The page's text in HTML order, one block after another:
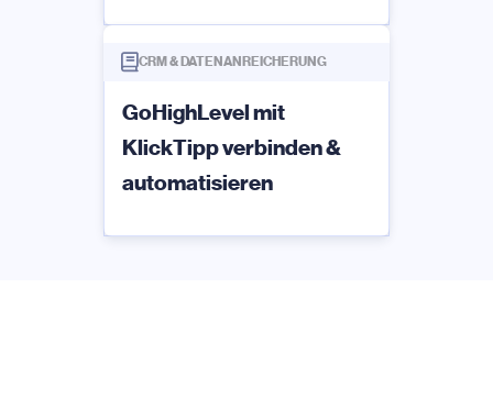
CRM & DATENANREICHERUNG
GoHighLevel mit
KlickTipp verbinden &
automatisieren